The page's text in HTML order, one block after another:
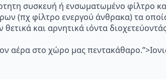
συσκευή ή ενσωματωμένο φίλτρο
(πχ φίλτρο ενεργού άνθρακα) τα
και αρνητικά ιόντα
αέρα στο χώρο μας